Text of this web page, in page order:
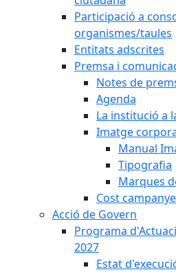
Participació a
organismes/taules
Entitats adscrites
Premsa i
Notes de
Agenda
La institució a
Imatge
Manual
Tipografia
Marques
Cost
Acció de Govern
Programa
2027
Estat